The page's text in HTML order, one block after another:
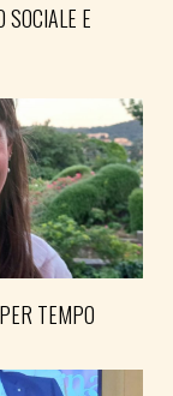
SOCIALE E
TEMPO